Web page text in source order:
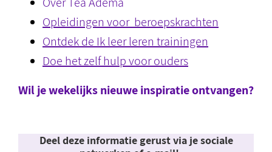
Opleidingen voor beroepskrachten
Ontdek de Ik leer leren trainingen
Doe het zelf hulp voor ouders
Wil je wekelijks nieuwe inspiratie ontvangen?
Deel deze informatie gerust via je sociale